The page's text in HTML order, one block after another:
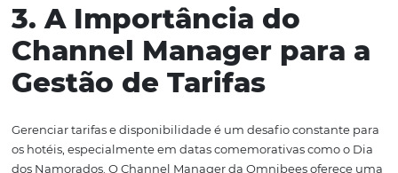
proporcionam uma experiência personalizada que
lembrada por muito tempo. Por exemplo, um pacote
um jantar especial e uma noite de hospedagem pode
mais atraente do que apenas a reserva do quarto. Isso
fazendo um bom negócio.